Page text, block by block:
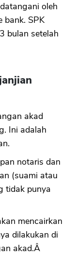
oleh
bank. SPK
bulan setelah
akad
Ini adalah
notaris dan
(suami atau
tidak punya
mencairkan
dilakukan di
akad.Â